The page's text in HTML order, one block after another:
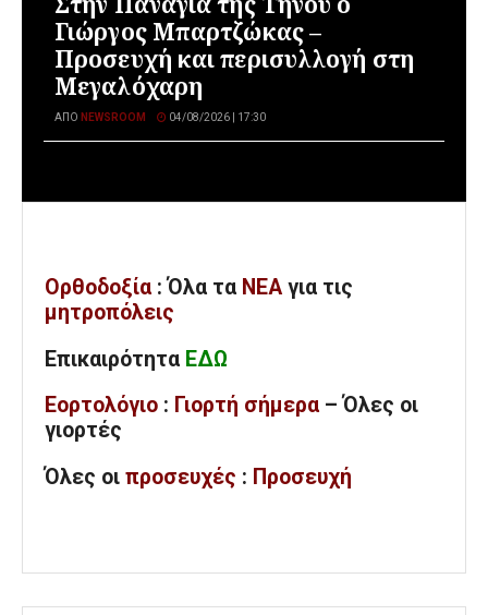
Γιώργος Μπαρτζώκας –
Προσευχή και περισυλλογή στη
Μεγαλόχαρη
ΑΠΌ NEWSROOM 04/08/2026 | 17:30
Ορθοδοξία : Όλα τα ΝΕΑ για τις
μητροπόλεις
Επικαιρότητα ΕΔΩ
Εορτολόγιο : Γιορτή σήμερα – Όλες οι
γιορτές
Όλες οι προσευχές : Προσευχή